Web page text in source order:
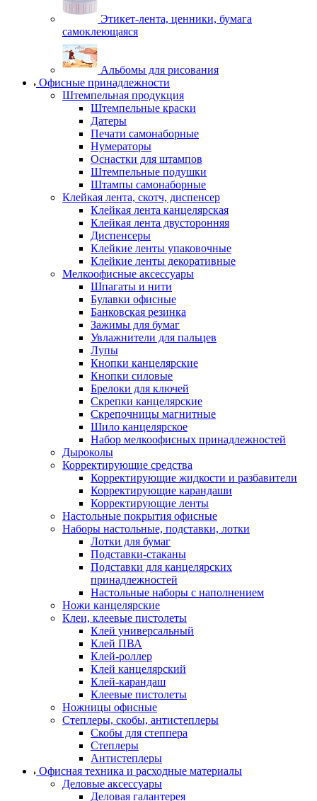
Этикет-лента, ценники, бумага
самоклеющаяся
Альбомы для рисования
Офисные принадлежности
Штемпельная продукция
Штемпельные краски
Датеры
Печати самонаборные
Нумераторы
Оснастки для штампов
Штемпельные подушки
Штампы самонаборные
Клейкая лента, скотч, диспенсер
Клейкая лента канцелярская
Клейкая лента двусторонняя
Диспенсеры
Клейкие ленты упаковочные
Клейкие ленты декоративные
Мелкоофисные аксессуары
Шпагаты и нити
Булавки офисные
Банковская резинка
Зажимы для бумаг
Увлажнители для пальцев
Лупы
Кнопки канцелярские
Кнопки силовые
Брелоки для ключей
Скрепки канцелярские
Скрепочницы магнитные
Шило канцелярское
Набор мелкоофисных принадлежностей
Дыроколы
Корректирующие средства
Корректирующие жидкости и разбавители
Корректирующие карандаши
Корректирующие ленты
Настольные покрытия офисные
Наборы настольные, подставки, лотки
Лотки для бумаг
Подставки-стаканы
Подставки для канцелярских
принадлежностей
Настольные наборы с наполнением
Ножи канцелярские
Клеи, клеевые пистолеты
Клей универсальный
Клей ПВА
Клей-роллер
Клей канцелярский
Клей-карандаш
Клеевые пистолеты
Ножницы офисные
Степлеры, скобы, антистеплеры
Скобы для степпера
Степлеры
Антистеплеры
Офисная техника и расходные материалы
Деловые аксессуары
Деловая галантерея